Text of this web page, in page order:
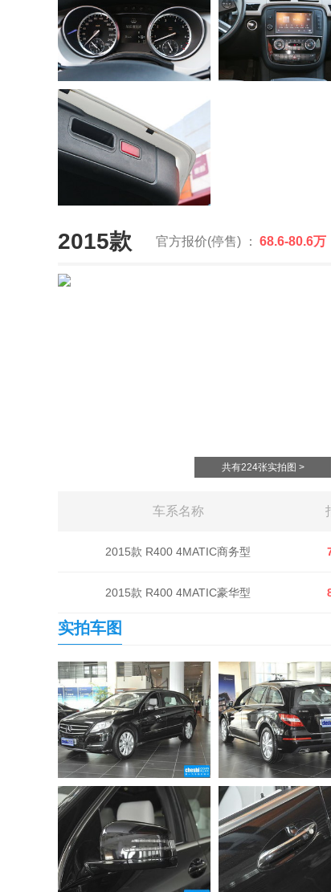
2015款 官方报价(停售) ： 68.6-80.6万
共有224张实拍图 >
车系名称
2015款 R400 4MATIC商务型
2015款 R400 4MATIC豪华型
实拍车图